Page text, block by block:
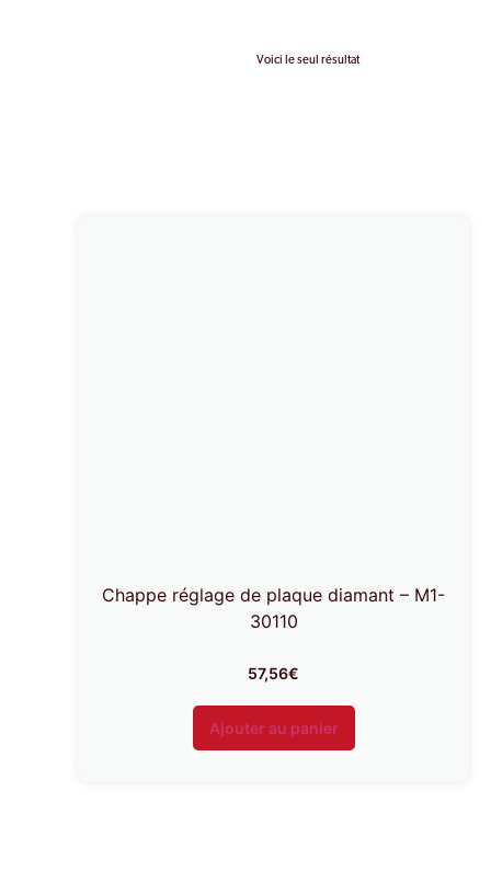
Voici le seul résultat
Chappe réglage de plaque diamant – M1-
30110
57,56€
Ajouter au panier